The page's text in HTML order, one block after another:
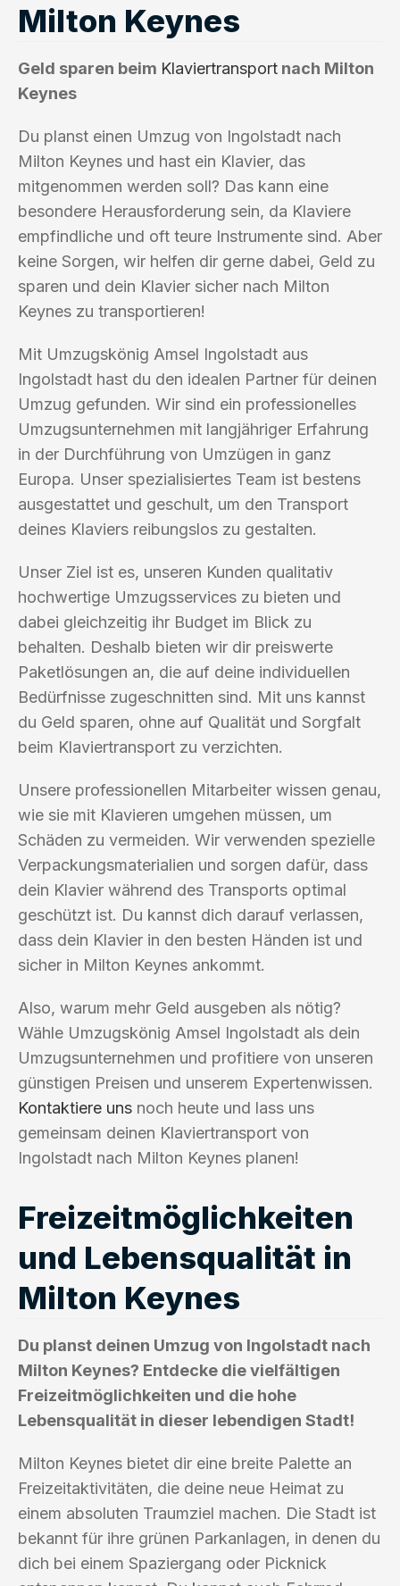
Milton Keynes
Geld sparen beim Klaviertransport nach Milton
Keynes
Du planst einen Umzug von Ingolstadt nach
Milton Keynes und hast ein Klavier, das
mitgenommen werden soll? Das kann eine
besondere Herausforderung sein, da Klaviere
empfindliche und oft teure Instrumente sind. Aber
keine Sorgen, wir helfen dir gerne dabei, Geld zu
sparen und dein Klavier sicher nach Milton
Keynes zu transportieren!
Mit Umzugskönig Amsel Ingolstadt aus
Ingolstadt hast du den idealen Partner für deinen
Umzug gefunden. Wir sind ein professionelles
Umzugsunternehmen mit langjähriger Erfahrung
in der Durchführung von Umzügen in ganz
Europa. Unser spezialisiertes Team ist bestens
ausgestattet und geschult, um den Transport
deines Klaviers reibungslos zu gestalten.
Unser Ziel ist es, unseren Kunden qualitativ
hochwertige Umzugsservices zu bieten und
dabei gleichzeitig ihr Budget im Blick zu
behalten. Deshalb bieten wir dir preiswerte
Paketlösungen an, die auf deine individuellen
Bedürfnisse zugeschnitten sind. Mit uns kannst
du Geld sparen, ohne auf Qualität und Sorgfalt
beim Klaviertransport zu verzichten.
Unsere professionellen Mitarbeiter wissen genau,
wie sie mit Klavieren umgehen müssen, um
Schäden zu vermeiden. Wir verwenden spezielle
Verpackungsmaterialien und sorgen dafür, dass
dein Klavier während des Transports optimal
geschützt ist. Du kannst dich darauf verlassen,
dass dein Klavier in den besten Händen ist und
sicher in Milton Keynes ankommt.
Also, warum mehr Geld ausgeben als nötig?
Wähle Umzugskönig Amsel Ingolstadt als dein
Umzugsunternehmen und profitiere von unseren
günstigen Preisen und unserem Expertenwissen.
Kontaktiere uns noch heute und lass uns
gemeinsam deinen Klaviertransport von
Ingolstadt nach Milton Keynes planen!
Freizeitmöglichkeiten
und Lebensqualität in
Milton Keynes
Du planst deinen Umzug von Ingolstadt nach
Milton Keynes? Entdecke die vielfältigen
Freizeitmöglichkeiten und die hohe
Lebensqualität in dieser lebendigen Stadt!
Milton Keynes bietet dir eine breite Palette an
Freizeitaktivitäten, die deine neue Heimat zu
einem absoluten Traumziel machen. Die Stadt ist
bekannt für ihre grünen Parkanlagen, in denen du
dich bei einem Spaziergang oder Picknick